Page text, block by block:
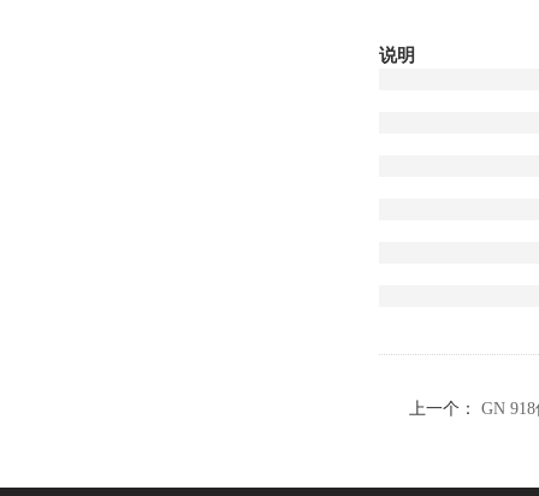
说明
上一个： GN